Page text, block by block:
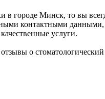
в городе Минск, то вы
контактными
услуги.
о